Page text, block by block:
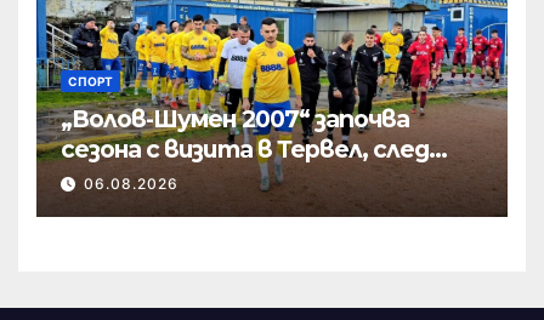
СПОРТ
„Волов-Шумен 2007“ започва
сезона с визита в Тервел, след
това приема новак
06.08.2026